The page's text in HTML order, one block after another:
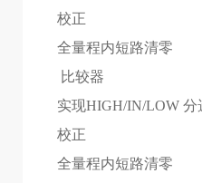
校正
全量程内短路清零
比较器
实现HIGH/IN/LOW 分
校正
全量程内短路清零